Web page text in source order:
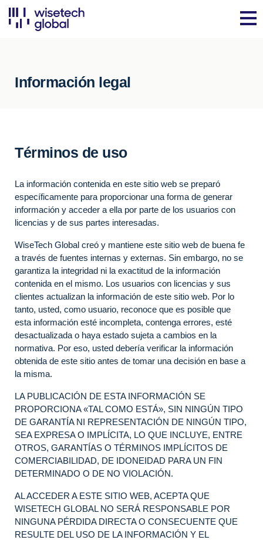
Información legal
Términos de uso
La información contenida en este sitio web se preparó
específicamente para proporcionar una forma de generar
información y acceder a ella por parte de los usuarios con
licencias y de sus partes interesadas.
WiseTech Global creó y mantiene este sitio web de buena fe
a través de fuentes internas y externas. Sin embargo, no se
garantiza la integridad ni la exactitud de la información
contenida en el mismo. Los usuarios con licencias y sus
clientes actualizan la información de este sitio web. Por lo
tanto, usted, como usuario, reconoce que es posible que
esta información esté incompleta, contenga errores, esté
desactualizada o haya estado sujeta a cambios en la
normativa. Por eso, usted debería verificar la información
obtenida de este sitio antes de tomar una decisión en base a
la misma.
LA PUBLICACIÓN DE ESTA INFORMACIÓN SE
PROPORCIONA «TAL COMO ESTÁ», SIN NINGÚN TIPO
DE GARANTÍA NI REPRESENTACIÓN DE NINGÚN TIPO,
SEA EXPRESA O IMPLÍCITA, LO QUE INCLUYE, ENTRE
OTROS, GARANTÍAS O TÉRMINOS IMPLÍCITOS DE
COMERCIABILIDAD, DE IDONEIDAD PARA UN FIN
DETERMINADO O DE NO VIOLACIÓN.
AL ACCEDER A ESTE SITIO WEB, ACEPTA QUE
WISETECH GLOBAL NO SERÁ RESPONSABLE POR
NINGUNA PÉRDIDA DIRECTA O CONSECUENTE QUE
RESULTE DEL USO DE LA INFORMACIÓN Y EL